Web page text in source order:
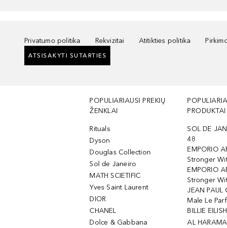
Privatumo politika Rekvizitai Atitikties politika
ATSISAKYTI SUTARTIES
POPULIARIAUSI PREKIŲ
ŽENKLAI
Rituals
Dyson
Douglas Collection
Sol de Janeiro
MATH SCIETIFIC
Yves Saint Laurent
DIOR
CHANEL
Dolce & Gabbana
PRODUKTAI
SOL DE
48
EMPORIO
Stronger
EMPORIO
Stronger
JEAN PAUL
Male Le
BILLIE
AL